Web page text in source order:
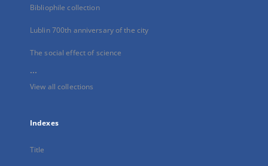
Bibliophile collection
Lublin 700th anniversary of the city
The social effect of science
...
View all collections
Indexes
Title